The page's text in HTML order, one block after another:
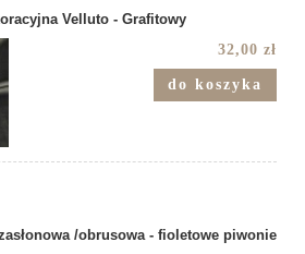
Velluto - Grafitowy
32,00 zł
do koszyka
/obrusowa - fioletowe piwonie